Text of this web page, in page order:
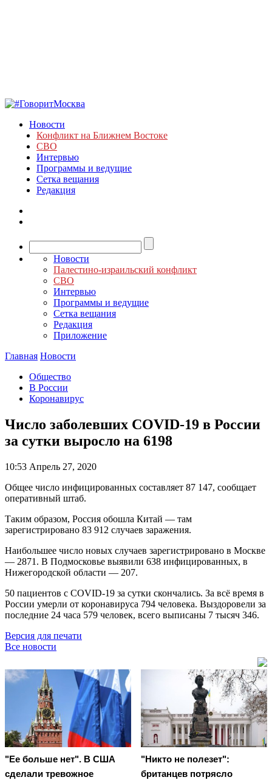
Новости
Конфликт на Ближнем Востоке
СВО
Интервью
Программы и ведущие
Сетка вещания
Редакция
Новости
Палестино-израильский конфликт
СВО
Интервью
Программы и ведущие
Сетка вещания
Редакция
Приложение
Главная Новости
Общество
В России
Коронавирус
Число заболевших COVID-19 в России
за сутки выросло на 6198
10:53 Апрель 27, 2020
Общее число инфицированных составляет 87 147, сообщает
оперативный штаб.
Таким образом, Россия обошла Китай — там
зарегистрировано 83 912 случаев заражения.
Наибольшее число новых случаев зарегистрировано в Москве
— 2871. В Подмосковье выявили 638 инфицированных, в
Нижегородской области — 207.
50 пациентов с COVID-19 за сутки скончались. За всё время в
России умерли от коронавируса 794 человека. Выздоровели за
последние 24 часа 579 человек, всего выписаны 7 тысяч 346.
Версия для печати
Все новости
"Ее больше нет". В США
сделали тревожное
"Никто не полезет":
британцев потрясло